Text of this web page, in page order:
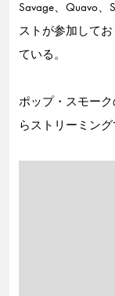
Savage、Quavo、
ストが参加して
ている。
ポップ・スモー
らストリーミング